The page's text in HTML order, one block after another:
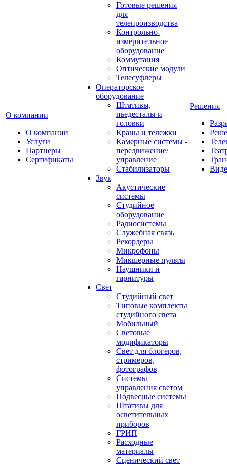
О компании
О компании
Услуги
Партнеры
Сертификаты
Готовые решения
для
телепроизводства
Контрольно-
измерительное
оборудование
Коммутация
Оптические модули
Телесуфлеры
Операторское
оборудование
Штативы,
пьедесталы и
головки
Краны и тележки
Камерные системы -
передвижение/
управление
Стабилизаторы
Звук
Акустические
системы
Студийное
оборудование
Радиосистемы
Служебная связь
Рекордеры
Микрофоны
Микшерные пульты
Наушники и
гарнитуры
Свет
Студийный свет
Типовые комплекты
студийного света
Мобильный
Световые
модификаторы
Свет для блогеров,
стримеров,
фотографов
Системы
управления светом
Подвесные системы
Штативы для
осветительных
приборов
ГРИП
Расходные
материалы
Сценический свет
Решения